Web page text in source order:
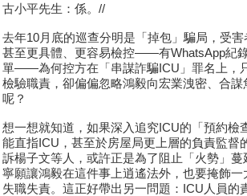
古小平先生：係。//
去年10月底的巡查分明是「掉包」騙局，受
甚至更具體、更容易檢控——有WhatsApp紀
單——為何控方在「串謀詐騙ICU」罪名上，
檢驗職責，卻偏偏忽略鴻毅向宏業洩密、合謀
呢？
想一想就知道，如果深入追究ICU的「預約檢
能直指ICU，甚至於房屋局更上層的負責監督
訴楊子文等人，或許正是為了阻止「火勢」
寧願讓鴻毅在這件事上逍遙法外，也要掩飾
失職失責。這正好帶出另一問題：ICU人員的